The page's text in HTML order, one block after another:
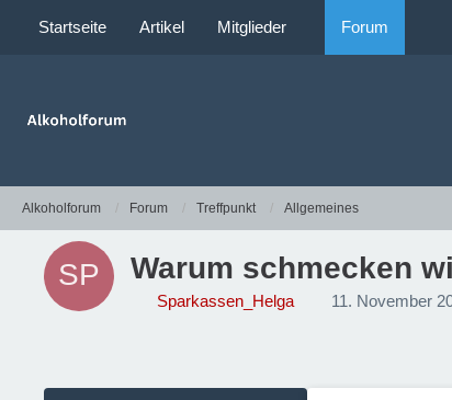
Startseite Artikel Mitglieder Forum
Alkoholforum Forum Treffpunkt Allgemeines
Warum schmecken
Sparkassen_Helga 11. November